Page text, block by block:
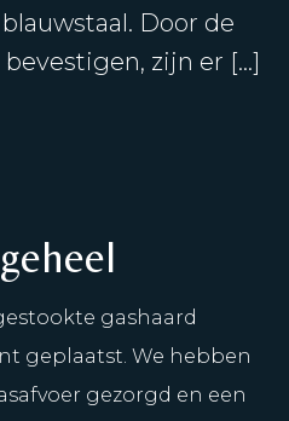
Door de
zijn er […]
gashaard
geplaatst. We hebben
gezorgd en een